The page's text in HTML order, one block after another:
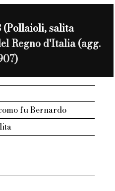
(Pollaioli, salita
Regno d'Italia (agg.
fu Bernardo